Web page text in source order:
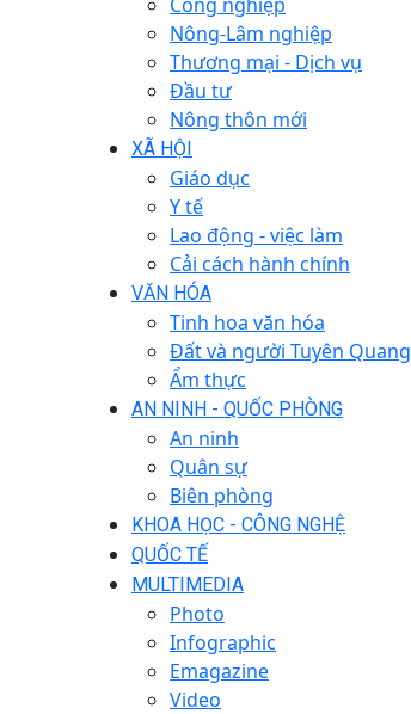
Nông-Lâm nghiệp
Thương mại - Dịch vụ
Đầu tư
Nông thôn mới
XÃ HỘI
Giáo dục
Y tế
Lao động - việc làm
Cải cách hành chính
VĂN HÓA
Tinh hoa văn hóa
Đất và người Tuyên Quang
Ẩm thực
AN NINH - QUỐC PHÒNG
An ninh
Quân sự
Biên phòng
KHOA HỌC - CÔNG NGHỆ
QUỐC TẾ
MULTIMEDIA
Photo
Infographic
Emagazine
Video